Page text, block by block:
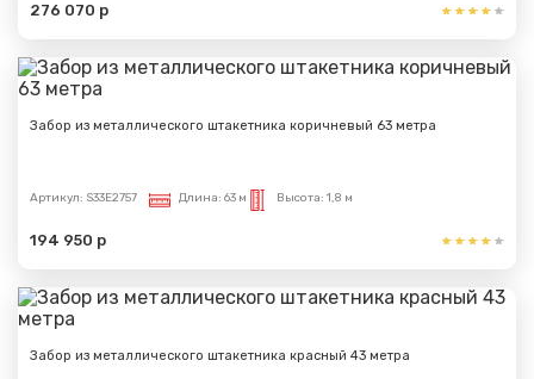
276 070 р
Забор из металлического штакетника коричневый 63 метра
Артикул: S33E2757 Длина: 63 м Высота: 1,8 м
194 950 р
Забор из металлического штакетника красный 43 метра
отправлено